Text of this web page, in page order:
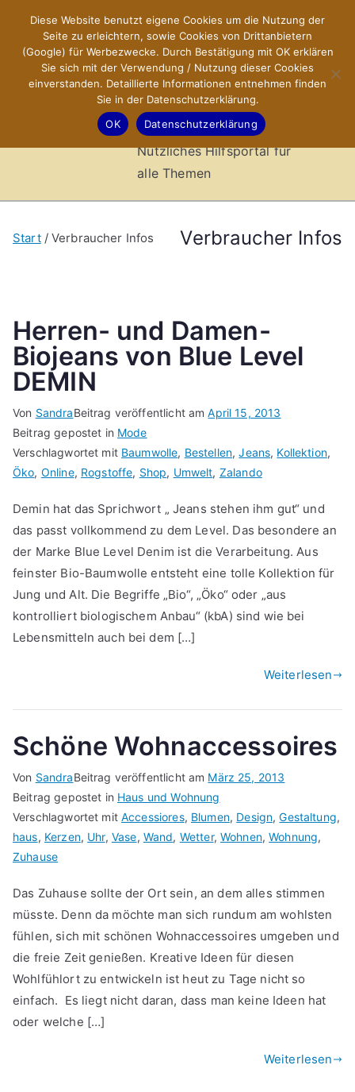
springen
X-Sites.de
–
Hilfsportal
Nützliches Hilfsportal für
alle Themen
Verbraucher Infos
Start Verbraucher Infos
Herren- und Damen-
Biojeans von Blue Level
DEMIN
Von SandraBeitrag veröffentlicht amApril 15, 2013
Beitrag gepostet in Mode
Verschlagwortet mit Baumwolle, Bestellen,Jeans, Kollektion,
Öko, Online, Rogstoffe, Shop, Umwelt, Zalando
Demin hat das Sprichwort „ Jeans stehen ihm gut“ und
das passt vollkommend zu dem Level. Das besondere an
der Marke Blue Level Denim ist die Verarbeitung. Aus
feinster Bio-Baumwolle entsteht eine tolle Kollektion für
Jung und Alt. Die Begriffe „Bio“, „Öko“ oder „aus
kontrolliert biologischem Anbau“ (kbA) sind wie bei
Lebensmitteln auch bei dem […]
Weiterlesen
Schöne Wohnaccessoires
Von SandraBeitrag veröffentlicht am März 25, 2013
Beitrag gepostet in Haus und Wohnung
Verschlagwortet mitAccessiores, Blumen, Design,Gestaltung,
haus, Kerzen, Uhr, Vase, Wand, Wetter, Wohnen,Wohnung,
Zuhause
Das Zuhause sollte der Ort sein, an dem alles stimmen
müsste. Denn da möchte man sich rundum am wohlsten
fühlen, sich mit schönen Wohnaccessoires umgeben und
die freie Zeit genießen. Kreative Ideen für diesen
Wohlfühlort zu entwickeln ist heut zu Tage nicht so
einfach. Es liegt nicht daran, dass man keine Ideen hat
oder welche […]
Weiterlesen
Diese Website benutzt eigene Cookies um die Nutzung der
Seite zu erleichtern, sowie Cookies von Drittanbietern
(Google) für Werbezwecke. Durch Bestätigung mit OK erklären
Sie sich mit der Verwendung / Nutzung dieser Cookies
einverstanden. Detaillierte Informationen entnehmen finden
Sie in der Datenschutzerklärung.
OK
Datenschutzerklärung